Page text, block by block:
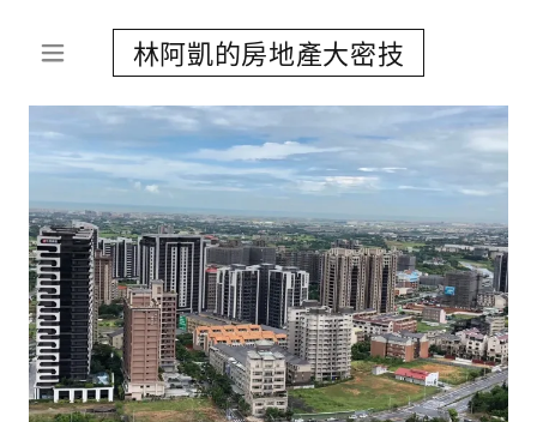
林阿凱的房地產大密技